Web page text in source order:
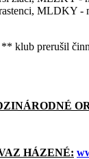
MLDKY -
klub prerušil
HÁZENÉ: